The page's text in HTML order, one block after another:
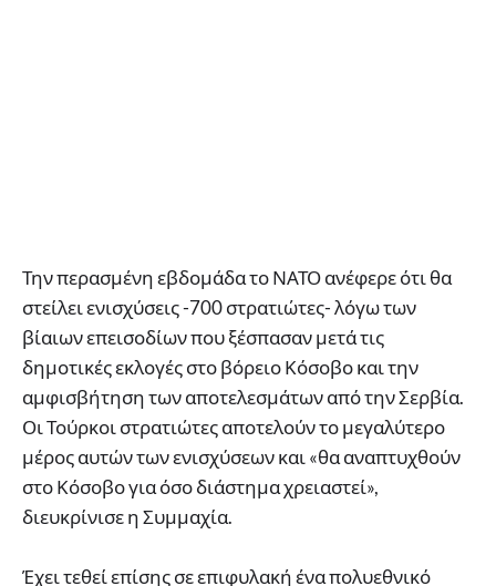
Την περασμένη εβδομάδα το ΝΑΤΟ ανέφερε ότι θα
στείλει ενισχύσεις -700 στρατιώτες- λόγω των
βίαιων επεισοδίων που ξέσπασαν μετά τις
δημοτικές εκλογές στο βόρειο Κόσοβο και την
αμφισβήτηση των αποτελεσμάτων από την Σερβία.
Οι Τούρκοι στρατιώτες αποτελούν το μεγαλύτερο
μέρος αυτών των ενισχύσεων και «θα αναπτυχθούν
στο Κόσοβο για όσο διάστημα χρειαστεί»,
διευκρίνισε η Συμμαχία.
Έχει τεθεί επίσης σε επιφυλακή ένα πολυεθνικό